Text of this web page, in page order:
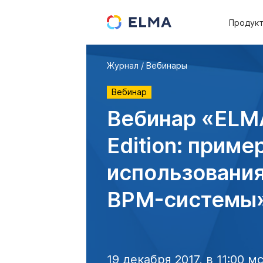
Журнал Вебинары
Вебинар
Вебинар
Edition:
BPM-
19 декабря 2017, в 11:00